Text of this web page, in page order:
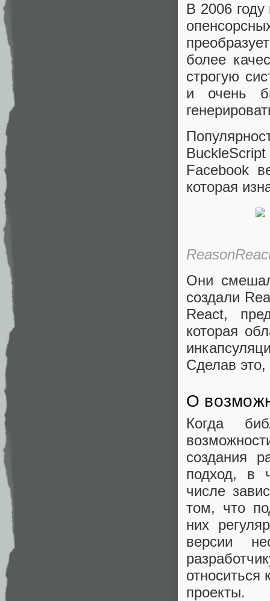
В 2006
более
строгую
и очень
Facebook
которая
Они
создали
React,
которая
Сделав
О
Когда
создания
подход, в
числе
том, что
них
версии
относиться
проекты.